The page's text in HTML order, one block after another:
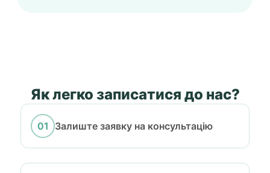
Як легко записатися до нас?
Залиште заявку на консультацію